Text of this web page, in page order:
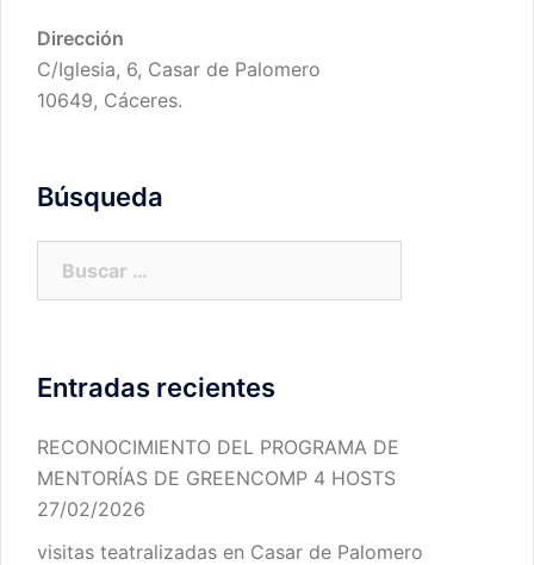
Dirección
C/Iglesia, 6, Casar de Palomero
10649, Cáceres.
Búsqueda
Entradas recientes
RECONOCIMIENTO DEL PROGRAMA DE
MENTORÍAS DE GREENCOMP 4 HOSTS
27/02/2026
visitas teatralizadas en Casar de Palomero